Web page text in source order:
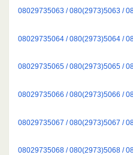
08029735063 / 080(2973)5063 /
08029735064 / 080(2973)5064 /
08029735065 / 080(2973)5065 /
08029735066 / 080(2973)5066 /
08029735067 / 080(2973)5067 /
08029735068 / 080(2973)5068 /